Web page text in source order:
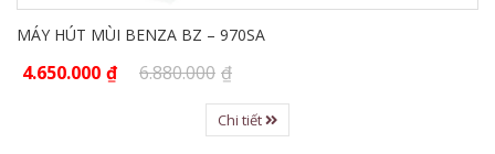
MÁY HÚT MÙI BENZA BZ – 970SA
4.650.000 ₫ 6.880.000 ₫
Chi tiết